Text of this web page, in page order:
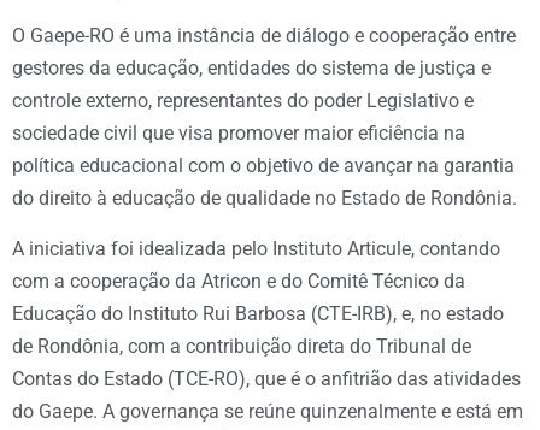
O Gaepe-RO é uma instância de diálogo e cooperação entre
gestores da educação, entidades do sistema de justiça e
controle externo, representantes do poder Legislativo e
sociedade civil que visa promover maior eficiência na
política educacional com o objetivo de avançar na garantia
do direito à educação de qualidade no Estado de Rondônia.
A iniciativa foi idealizada pelo Instituto Articule, contando
com a cooperação da Atricon e do Comitê Técnico da
Educação do Instituto Rui Barbosa (CTE-IRB), e, no estado
de Rondônia, com a contribuição direta do Tribunal de
Contas do Estado (TCE-RO), que é o anfitrião das atividades
do Gaepe. A governança se reúne quinzenalmente e está em